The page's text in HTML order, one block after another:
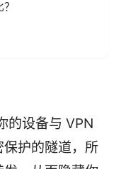
的设备与 VPN
护的隧道，所